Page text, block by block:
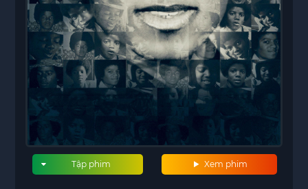
Xem phim
Tập phim